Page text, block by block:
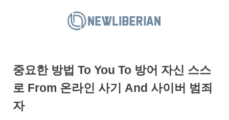
L
i
중요한 방법 To You To 방어 자신 스스
로 From 온라인 사기 And 사이버 범죄
자